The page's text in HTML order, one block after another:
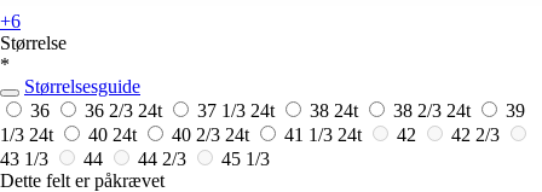
+6
Størrelse
*
Størrelsesguide
36
36 2/3 24t 37 1/3 24t 38 24t 38 2/3 24t
39
1/3 24t 40 24t 40 2/3 24t 41 1/3 24t 42
42 2/3
43 1/3
44 44 2/3
45 1/3
Dette felt er påkrævet